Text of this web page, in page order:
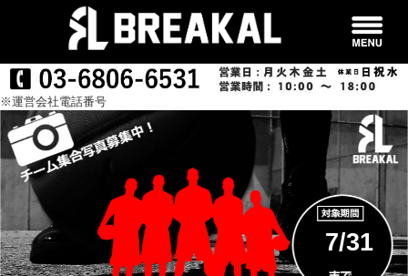
※運営会社電話番号
7/31